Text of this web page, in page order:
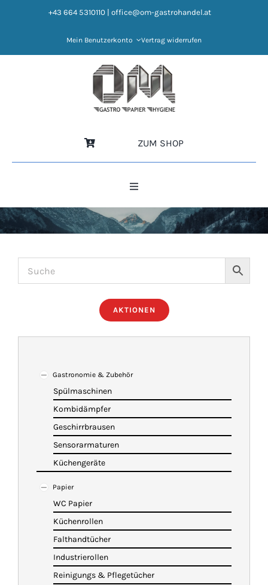
+43 664 5310110 office@om-gastrohandel.at
Mein Benutzerkonto Vertrag widerrufen
ZUM SHOP
Toggle
HOME
NEWS
IMBISSANHÄNGER
KATALOG
WARENKORB
AKTIONEN
Gastronomie & Zubehör
Spülmaschinen
Kombidämpfer
Geschirrbrausen
Sensorarmaturen
Küchengeräte
Papier
WC Papier
Küchenrollen
Falthandtücher
Industrierollen
Reinigungs & Pflegetücher